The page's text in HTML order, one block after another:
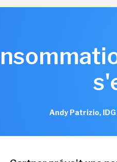
Andy Patrizio,